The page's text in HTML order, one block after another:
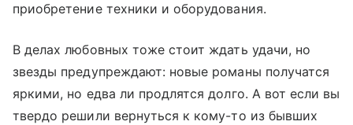
приобретение техники и оборудования.
В делах любовных тоже стоит ждать удачи, но
звезды предупреждают: новые романы получатся
яркими, но едва ли продлятся долго. А вот если вы
твердо решили вернуться к кому-то из бывших